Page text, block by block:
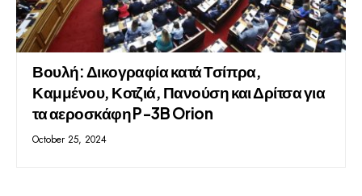
Βουλή: Δικογραφία κατά Τσίπρα,
Καμμένου, Κοτζιά, Πανούση και Δρίτσα για
τα αεροσκάφη P-3B Orion
October 25, 2024